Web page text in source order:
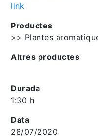
link
Productes
>> Plantes
Altres productes
Durada
1:30 h
Data
28/07/2020